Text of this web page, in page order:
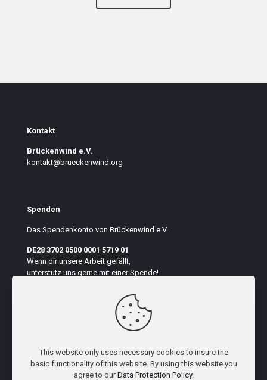
Kontakt
Brückenwind e.V.
kontakt@brueckenwind.org
Spenden
Das Spendenkonto von Brückenwind e.V.
DE28 3702 0500 0001 5719 01
Wenn dir unsere Arbeit gefällt,
unterstütz uns gerne mit einer Spende!
This website only uses necessary cookies to insure the
basic functionality of this website. By using this website you
agree to ourData Protection Policy.